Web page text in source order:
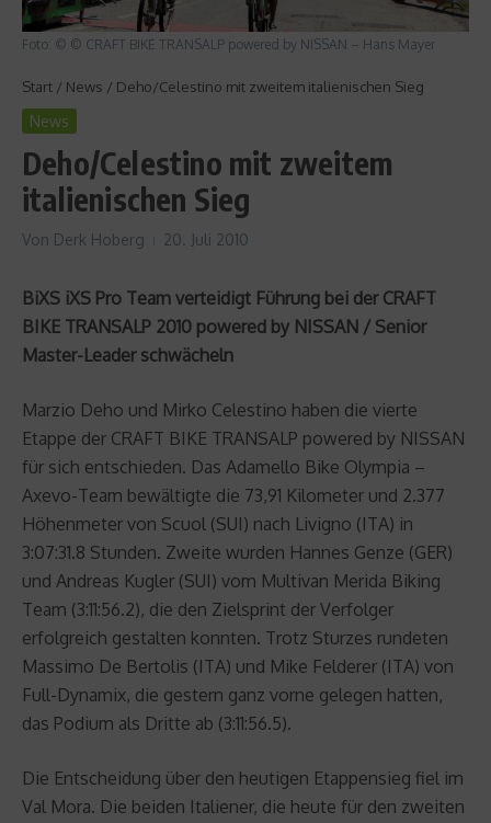
Foto: © © CRAFT BIKE TRANSALP powered by NISSAN – Hans Mayer
Start / News / Deho/Celestino mit zweitem italienischen Sieg
News
Deho/Celestino mit zweitem
italienischen Sieg
Von Derk Hoberg 20. Juli 2010
BiXS iXS Pro Team verteidigt Führung bei der CRAFT
BIKE TRANSALP 2010 powered by NISSAN / Senior
Master-Leader schwächeln
Marzio Deho und Mirko Celestino haben die vierte
Etappe der CRAFT BIKE TRANSALP powered by NISSAN
für sich entschieden. Das Adamello Bike Olympia –
Axevo-Team bewältigte die 73,91 Kilometer und 2.377
Höhenmeter von Scuol (SUI) nach Livigno (ITA) in
3:07:31.8 Stunden. Zweite wurden Hannes Genze (GER)
und Andreas Kugler (SUI) vom Multivan Merida Biking
Team (3:11:56.2), die den Zielsprint der Verfolger
erfolgreich gestalten konnten. Trotz Sturzes rundeten
Massimo De Bertolis (ITA) und Mike Felderer (ITA) von
Full-Dynamix, die gestern ganz vorne gelegen hatten,
das Podium als Dritte ab (3:11:56.5).
Die Entscheidung über den heutigen Etappensieg fiel im
Val Mora. Die beiden Italiener, die heute für den zweiten